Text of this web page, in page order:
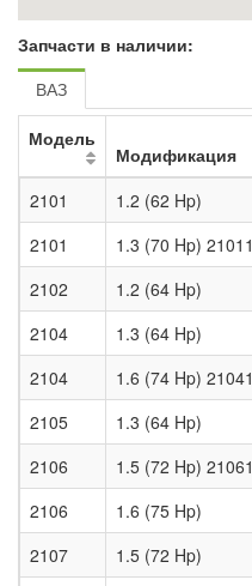
Запчасти в наличии:
ВАЗ
Модель
Модификация
2101
1.2 (62 Hp)
2101
1.3 (70 Hp) 21011
2102
1.2 (64 Hp)
2104
1.3 (64 Hp)
2104
1.6 (74 Hp) 21041
2105
1.3 (64 Hp)
2106
1.5 (72 Hp) 21061
2106
1.6 (75 Hp)
2107
1.5 (72 Hp)